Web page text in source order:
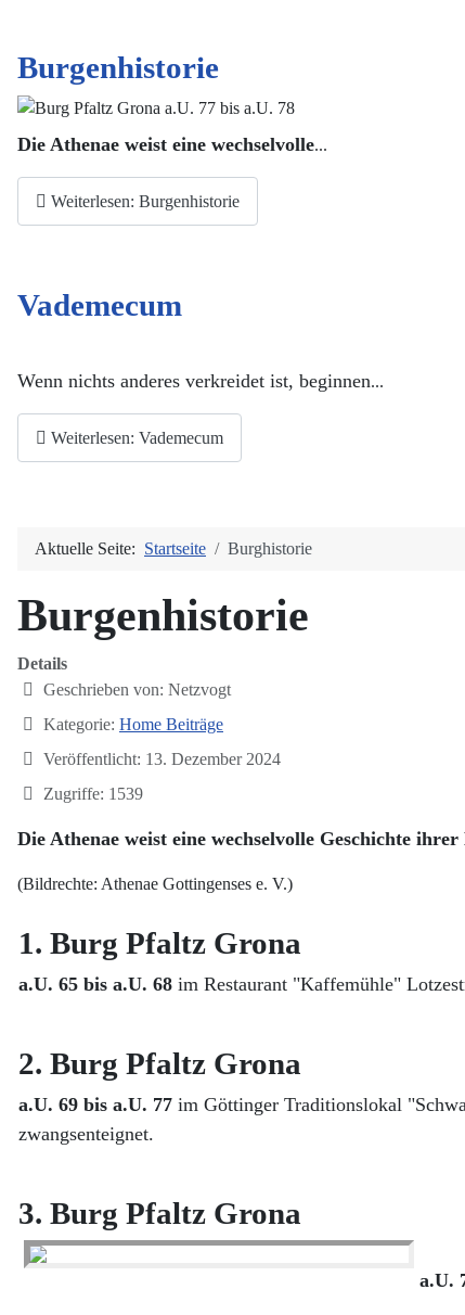
Burgenhistorie
Die Athenae weist eine wechselvolle...
Weiterlesen: Burgenhistorie
Vademecum
Wenn nichts anderes verkreidet ist, beginnen...
Weiterlesen: Vademecum
Aktuelle Seite: Startseite Burghistorie
Burgenhistorie
Details
Geschrieben von: Netzvogt
Kategorie: Home Beiträge
Veröffentlicht: 13. Dezember 2024
Zugriffe: 1539
Die Athenae weist eine wechselvolle Geschichte
(Bildrechte: Athenae Gottingenses e. V.)
1. Burg Pfaltz Grona
a.U. 65 bis a.U. 68 im Restaurant "Kaffemühle"
2. Burg Pfaltz Grona
a.U. 69 bis a.U. 77 im Göttinger Traditionslokal
zwangsenteignet.
3. Burg Pfaltz Grona
a.U.